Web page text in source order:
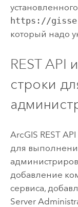
https://
который надо
REST API
строки
ArcGIS REST
для
добавление
сервиса,
Server